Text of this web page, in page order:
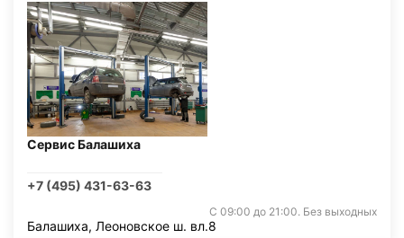
Сервис Балашиха
+7 (495) 431-63-63
С 09:00 до 21:00. Без выходных
Балашиха, Леоновское ш. вл.8